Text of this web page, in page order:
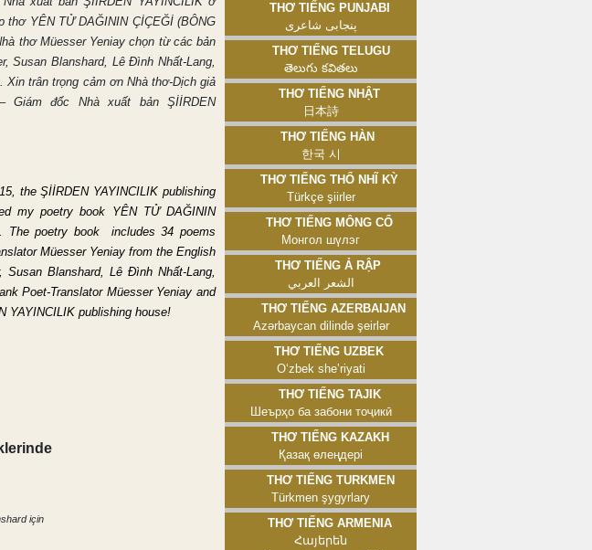
thơ YÊN TỬ DAĞININ ÇİÇEĞİ (BÔNG
thơ Müesser Yeniay chọn từ các bản
Susan Blanshard, Lê Đình Nhất-Lang,
Xin trân trọng cảm ơn Nhà thơ-Dịch giả
Giám đốc Nhà xuất bản ŞİİRDEN
, the ŞİİRDEN YAYINCILIK publishing
my poetry book YÊN TỬ DAĞININ
The poetry book includes 34 poems
Müesser Yeniay from the English
Susan Blanshard,Lê Đình Nhất-Lang,
Poet-Translator Müesser Yeniay and
YAYINCILIK publishing house!
için
Thơ tiếng Punjabi
پنجابی شاعری
Thơ tiếng Telugu
తెలుగు కవితలు
Thơ tiếng Nhật
日本詩
Thơ tiếng Hàn
한국 시
Thơ tiếng Thổ Nhĩ Kỳ
Türkçe şiirler
Thơ tiếng Mông Cổ
Монгол шүлэг
Thơ tiếng Ả Rập
الشعر العربي
Thơ tiếng Azerbaijan
Azərbaycan dilində şeirlər
Thơ tiếng Uzbek
Oʻzbek sheʼriyati
Thơ tiếng Tajik
Шеърҳо ба забони тоҷикӣ
Thơ tiếng Kazakh
Қазақ өлеңдері
Thơ tiếng Turkmen
Türkmen şygyrlary
Thơ tiếng Armenia
Հայերեն